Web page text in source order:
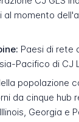
al momento
Paesi di rete
Pacifico di CJ
popolazione
da cinque hub
Georgia e